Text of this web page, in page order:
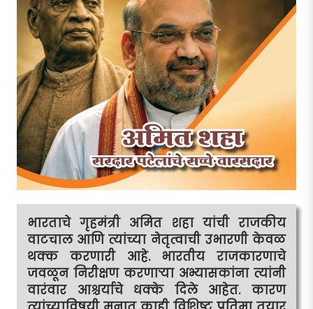
भारताचे गृहमंत्री अमित शहा यांची राजकीय
वाटचाल आणि त्यांच्या नेतृत्वाची उभारणी केवळ
थक्क करणारी आहे. भारतीय राजकारणाचे
जवळून निरीक्षण करणार्‍या अभ्यासकांना त्यांनी
वारंवार आश्चर्याचे धक्के दिले आहेत. कारण